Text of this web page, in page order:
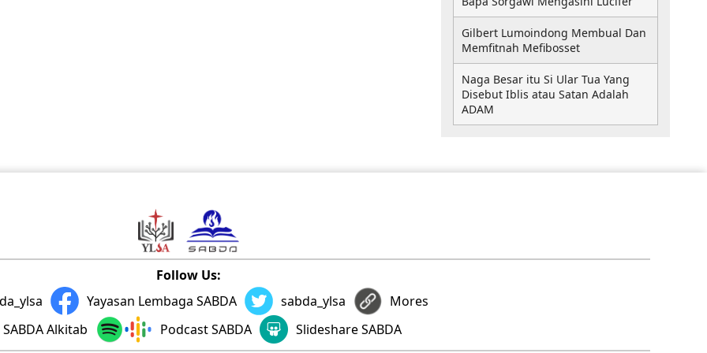
Gilbert Lumoindong Membual Dan
Memfitnah Mefibosset
Naga Besar itu Si Ular Tua Yang
Disebut Iblis atau Satan Adalah
ADAM
Follow Us:
Yayasan Lembaga SABDA sabda_ylsa
Mores
SABDA Alkitab
Podcast SABDA Slideshare SABDA